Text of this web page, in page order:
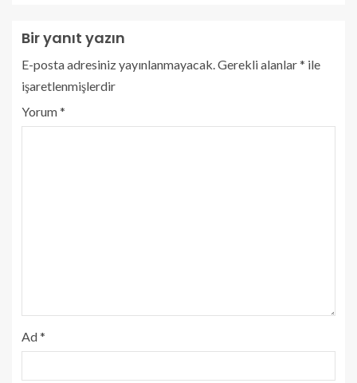
Bir yanıt yazın
E-posta adresiniz yayınlanmayacak.Gerekli alanlar* ile
işaretlenmişlerdir
Yorum*
Ad*